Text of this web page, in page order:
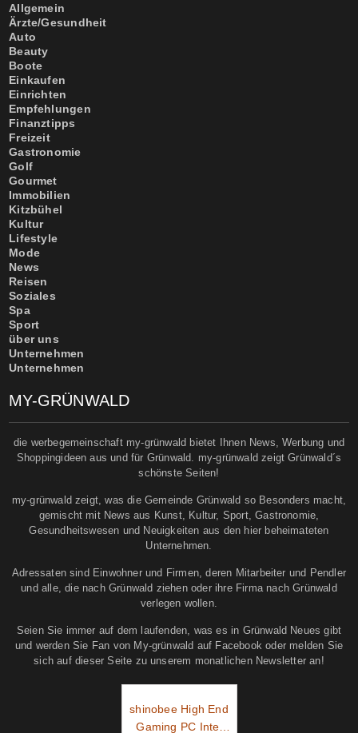
Allgemein
Ärzte/Gesundheit
Auto
Beauty
Boote
Einkaufen
Einrichten
Empfehlungen
Finanztipps
Freizeit
Gastronomie
Golf
Gourmet
Immobilien
Kitzbühel
Kultur
Lifestyle
Mode
News
Reisen
Soziales
Spa
Sport
über uns
Unternehmen
Unternehmen
MY-GRÜNWALD
die werbegemeinschaft my-grünwald bietet Ihnen News, Werbung und
Shoppingideen aus und für Grünwald. my-grünwald zeigt Grünwald´s
schönste Seiten!
my-grünwald zeigt, was die Gemeinde Grünwald so Besonders macht,
gemischt mit News aus Kunst, Kultur, Sport, Gastronomie,
Gesundheitswesen und Neuigkeiten aus den hier beheimateten
Unternehmen.
Adressaten sind Einwohner und Firmen, deren Mitarbeiter und Pendler
und alle, die nach Grünwald ziehen oder ihre Firma nach Grünwald
verlegen wollen.
Seien Sie immer auf dem laufenden, was es in Grünwald Neues gibt
und werden Sie Fan von My-grünwald auf Facebook oder melden Sie
sich auf dieser Seite zu unserem monatlichen Newsletter an!
shinobee High End
Gaming PC Intel